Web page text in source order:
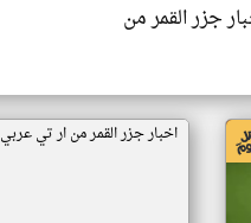
جزر القمر من
اخبار جزر القمر من ار تي عربي